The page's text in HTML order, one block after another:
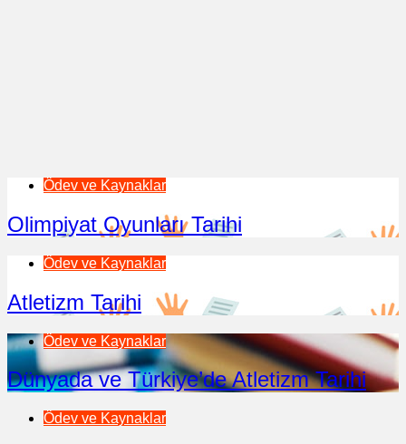
Ödev ve Kaynaklar
Olimpiyat Oyunları Tarihi
Ödev ve Kaynaklar
Atletizm Tarihi
Ödev ve Kaynaklar
Dünyada ve Türkiye’de Atletizm Tarihi
Ödev ve Kaynaklar